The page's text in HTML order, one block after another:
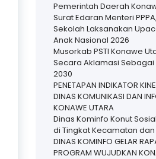
Pemerintah Daerah
Surat Edaran Menteri
Sekolah Laksanakan
Anak Nasional 2026
Musorkab PSTI Konawe
Secara Aklamasi
2030
PENETAPAN INDIKATOR
DINAS KOMUNIKASI DAN
KONAWE UTARA
Dinas Kominfo Konut
di Tingkat Kecamatan dan
DINAS KOMINFO GELAR
PROGRAM WUJUDKAN